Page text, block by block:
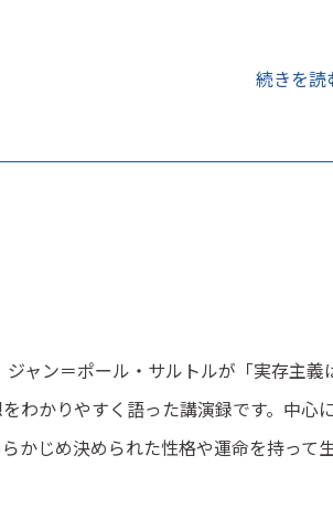
続きを読
ャン＝ポール・サルトルが「実存主義
わかりやすく語った講演録です。中心
かじめ決められた性格や運命を持って